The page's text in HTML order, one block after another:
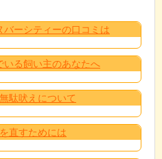
バーシティーの口コミは
いる飼い主のあなたへ
駄吠えについて
直すためには